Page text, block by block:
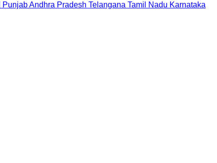
PunjabAndhra Pradesh Telangana Tamil Nadu Karnataka